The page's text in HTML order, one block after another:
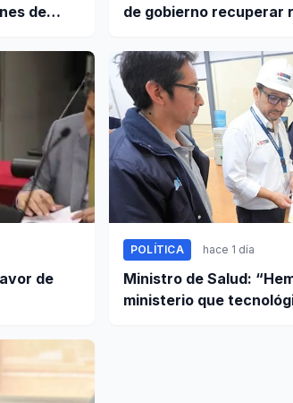
de
de gobierno recuperar
de
POLÍTICA hace 1 día
Ministro de Salud:
ministerio que